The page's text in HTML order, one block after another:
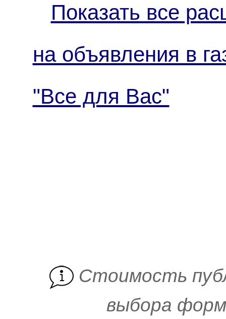
Показать все
на объявления в
"Все для Вас"
Cтоимость
выбора